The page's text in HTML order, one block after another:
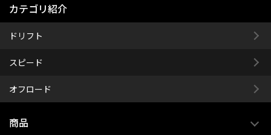
カテゴリ紹介
ドリフト
スピード
オフロード
商品